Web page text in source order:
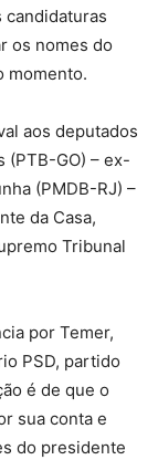
candidaturas
os nomes do
momento.
aos deputados
(PTB-GO) – ex-
(PMDB-RJ) –
da Casa,
Tribunal
por Temer,
PSD, partido
é de que o
sua conta e
do presidente